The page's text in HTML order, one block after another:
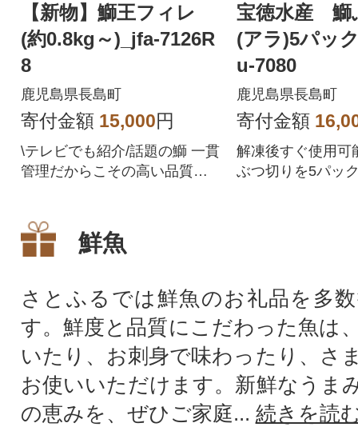
【新物】鰤王フィレ
(約0.8kg～)_jfa-7126R
8
鹿児島県長島町
寄付金額 15,000円
\テレビでも紹介/話題の鰤 一貫
管理だからこその高い品質が
宝徳水産 鰤
(アラ)5パッ
u-7080
鹿児島県長島町
寄付金額
解凍後すぐ使用可
ぶつ切りを5パッ
鮮魚
さとふるでは鮮魚のお礼品を多
す。鮮度と品質にこだわった魚は
いたり、お刺身で味わったり、さ
お使いいただけます。新鮮なうま
の恵みを、ぜひご家庭... 続きを読